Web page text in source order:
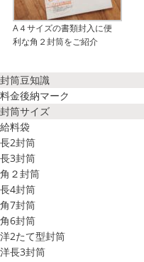
A４サイズの書類封入に便
利な角２封筒をご紹介
封筒豆知識
料金後納マーク
封筒サイズ
給料袋
長2封筒
長3封筒
角２封筒
長4封筒
角7封筒
角6封筒
洋2たて型封筒
洋長3封筒